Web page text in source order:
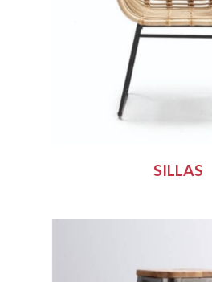
SILLAS